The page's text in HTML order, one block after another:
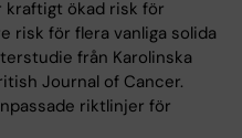
kraftigt ökad risk för
risk för flera vanliga solida
från Karolinska
Journal of Cancer.
riktlinjer för